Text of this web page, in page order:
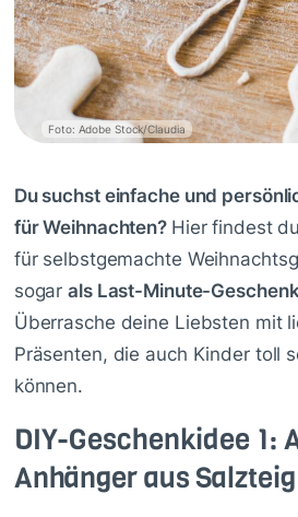
Foto: Adobe Stock/Claudia
Du suchst einfache und
für Weihnachten? Hier findest du
für selbstgemachte
sogarals Last-Minute-
Überrasche deine Liebsten mit
Präsenten, die auch Kinder toll
können.
DIY-Geschenkidee 1:
Anhänger aus Salzteig